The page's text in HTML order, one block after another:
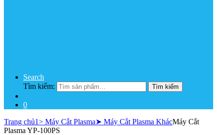
Search
Tìm kiếm:
Tìm kiếm
0
Trang chủ1> Máy Cắt Plasma➤ Máy Cắt Plasma KhácMáy Cắt
Plasma YP-100PS